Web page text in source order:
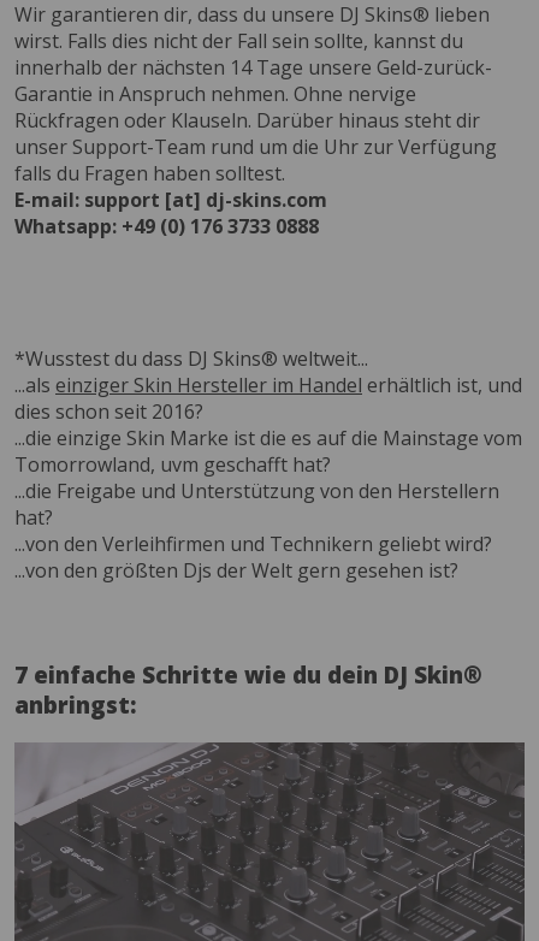
Wir garantieren dir, dass du unsere DJ Skins® lieben
wirst. Falls dies nicht der Fall sein sollte, kannst du
innerhalb der nächsten 14 Tage unsere Geld-zurück-
Garantie in Anspruch nehmen. Ohne nervige
Rückfragen oder Klauseln. Darüber hinaus steht dir
unser Support-Team rund um die Uhr zur Verfügung
falls du Fragen haben solltest.
E-mail: support [at] dj-skins.com
Whatsapp: +49 (0) 176 3733 0888
*Wusstest du dass DJ Skins® weltweit...
...als einziger Skin Hersteller im Handel erhältlich ist, und
dies schon seit 2016?
...die einzige Skin Marke ist die es auf die Mainstage vom
Tomorrowland, uvm geschafft hat?
...die Freigabe und Unterstützung von den Herstellern
hat?
...von den Verleihfirmen und Technikern geliebt wird?
...von den größten Djs der Welt gern gesehen ist?
7 einfache Schritte wie du dein DJ Skin®
anbringst: